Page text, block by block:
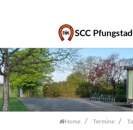
Zum Inhalt springen
Home Termine